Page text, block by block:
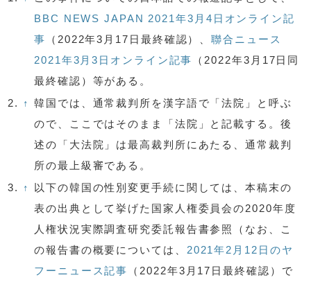
BBC NEWS JAPAN 2021年3月4日オンライン記
事
（2022年3月17日最終確認）、聯合ニュース
2021年3月3日オンライン記事
（2022年3月17日同
最終確認）等がある。
2.
↑ 韓国では、通常裁判所を漢字語で「法院」と呼ぶ
ので、ここではそのまま「法院」と記載する。後
述の「大法院」は最高裁判所にあたる、通常裁判
所の最上級審である。
3.
↑
以下の韓国の性別変更手続に関しては、本稿末の
表の出典として挙げた国家人権委員会の2020年度
人権状況実際調査研究委託報告書参照（なお、こ
の報告書の概要については、 2021年2月12日のヤ
フーニュース記事
（2022年3月17日最終確認）で